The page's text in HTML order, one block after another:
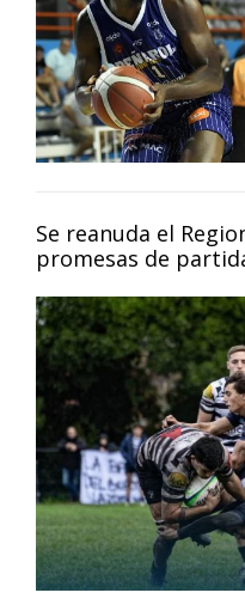
Se reanuda el
promesas de